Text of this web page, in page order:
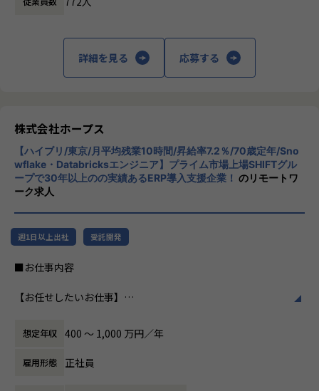
リューションを提供する会社です。
・MISSION「ワークをもっとワクワクに」
・VISION「基幹系業務DXをリード」
ITの力で人手不足の解消と流動性の拡大に寄与するサービス
を提供し、世の中の仕事の標準化の輪を広げます。
【ホープスの目指す世界】
国内全体では基幹業務の標準化は急務であるものの、大手・
多くERP導入の課題感は多い状況です。
しています。
国内サプライチェーン全体での業務標準化を狙っています。
【業務の変更の範囲】
チ開発やコンサルティングまで幅広いサービ
スを提供しています。クラウドERPやローコ
ード開発を柱とし、業務効率化やDX推進、経
CloudやOracle ERP Cloudなどを活用し、企
業の業務プロセスを最適化し、経営管理の強
化を図っています1。
社風/文化
社内の風通しが良く、活気に満ちた雰囲気が
特徴です。多様性を重視し、様々な国籍や背
景を持つ社員が協力し合いながら働いていま
働き方/リモートワーク
均週2～3日の在宅勤務が可能です。転勤はな
きます。残業は月平均10時間程度と少なく、
詳細を見る 応募する
株式会社ホープス
【ハイブリ/東京/月平均残業10時間/昇給率7.2％/70歳定年/Sno
wflake・Databricksエンジニア】プライム市場上場SHIFTグル
ープで30年以上のの実績あるERP導入支援企業！ のリモートワ
ーク求人
週1日以上出社 受託開発
■お仕事内容
【お任せしたいお仕事】
したデータ活用基盤の構築・運用を通じて、
お客様のDX推進を支援いただきます。
担当工程は、企画、要件定義～リリース・保守までと幅広く
関わっていただくことができます。
想定年収 400 〜 1,000 万円／年
雇用形態 正社員